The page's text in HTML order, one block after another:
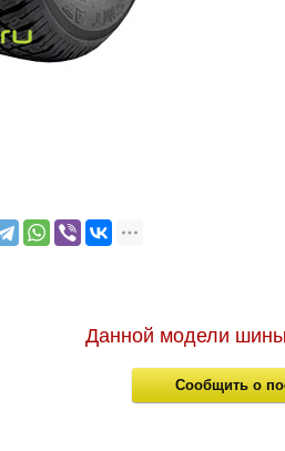
Данной модели
Сообщить о